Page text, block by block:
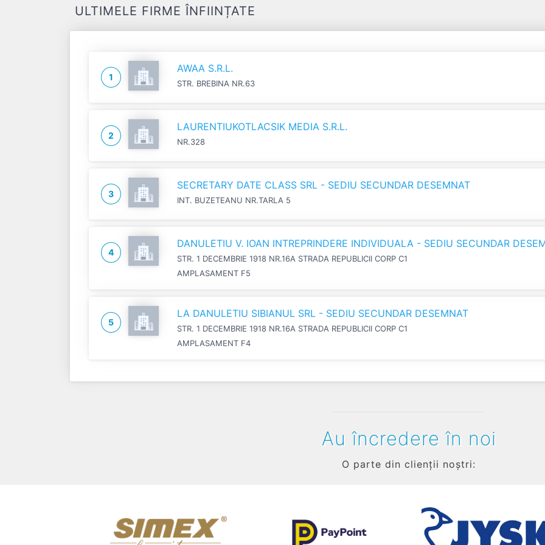
ULTIMELE FIRME ÎNFIINȚATE
1
AWAA S.R.L.
STR. BREBINA NR.63
2
LAURENTIUKOTLACSIK MEDIA S.R.L.
NR.328
3
SECRETARY DATE CLASS SRL - SEDIU SECUNDAR DESEMNAT
INT. BUZETEANU NR.TARLA 5
4
DANULETIU V. IOAN INTREPRINDERE INDIVIDUALA - SEDIU SECUNDAR
STR. 1 DECEMBRIE 1918 NR.16A STRADA REPUBLICII CORP C1
AMPLASAMENT F5
5
LA DANULETIU SIBIANUL SRL - SEDIU SECUNDAR DESEMNAT
STR. 1 DECEMBRIE 1918 NR.16A STRADA REPUBLICII CORP C1
AMPLASAMENT F4
Au încredere în noi
O parte din clienții noștri: